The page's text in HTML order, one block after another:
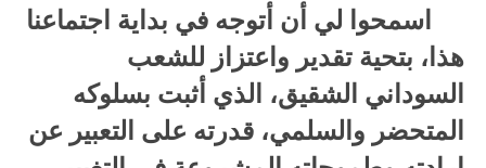
اسمحوا لي أن أتوجه في بداية اجتماعنا
هذا، بتحية تقدير واعتزاز للشعب
السوداني الشقيق، الذي أثبت بسلوكه
المتحضر والسلمي، قدرته على التعبير عن